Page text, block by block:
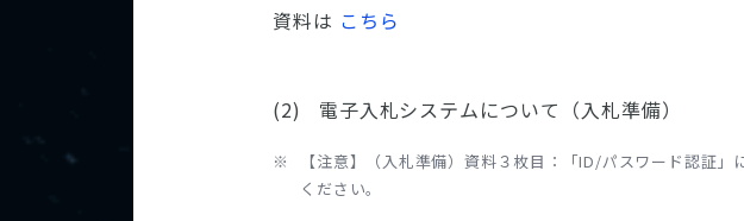
資料は こちら
電子入札システムについて（入札準備）
【注意】（入札準備）資料３枚目：「ID/パスワード認証
ください。